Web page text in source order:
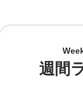
週間